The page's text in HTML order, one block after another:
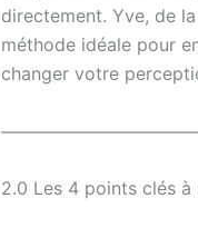
directement. Yve, de
méthode idéale pour
changer votre
2.0 Les 4 points clés à